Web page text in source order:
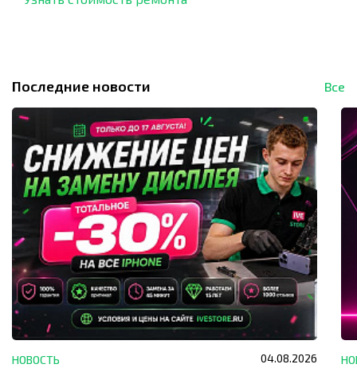
Последние новости Все
НОВОСТЬ 04.08.2026